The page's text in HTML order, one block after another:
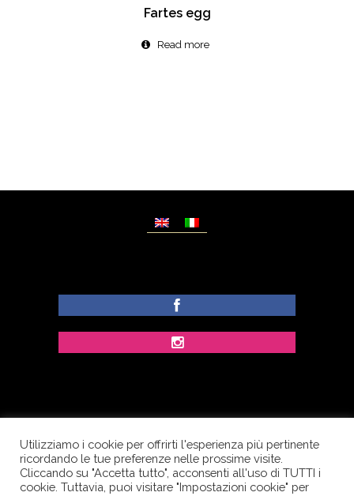
Fartes egg
Read more
© Copyright Dolcezze di Ferrentino A. - P.IVA
IT02609400656 - Tutti i diritti riservati.
Corso Palatucci, 65 - 84013 Cava de’ Tirreni (SA) -
Utilizziamo i cookie per offrirti l'esperienza più pertinente
ricordando le tue preferenze nelle prossime visite.
Cliccando su "Accetta tutto", acconsenti all'uso di TUTTI i
cookie. Tuttavia, puoi visitare "Impostazioni cookie" per